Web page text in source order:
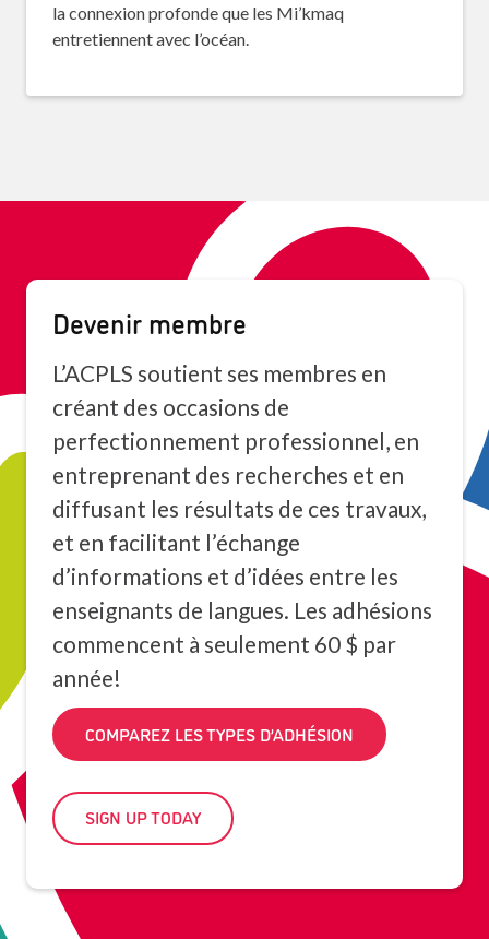
la connexion profonde que les Mi’kmaq
entretiennent avec l’océan.
Devenir membre
L’ACPLS soutient ses membres en
créant des occasions de
perfectionnement professionnel, en
entreprenant des recherches et en
diffusant les résultats de ces travaux,
et en facilitant l’échange
d’informations et d’idées entre les
enseignants de langues. Les adhésions
commencent à seulement 60 $ par
année!
COMPAREZ LES TYPES D’ADHÉSION
SIGN UP TODAY